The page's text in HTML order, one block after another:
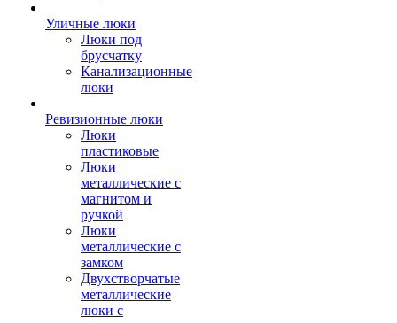
Уличные люки
Люки под
брусчатку
Канализационные
люки
Ревизионные люки
Люки
пластиковые
Люки
металлические с
магнитом и
ручкой
Люки
металлические с
замком
Двухстворчатые
металлические
люки с